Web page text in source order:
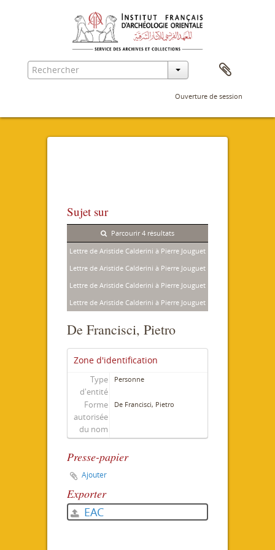
Ouverture de session
Sujet sur
Parcourir 4 résultats
Lettre de Aristide Calderini à Pierre Jouguet
Lettre de Aristide Calderini à Pierre Jouguet
Lettre de Aristide Calderini à Pierre Jouguet
Lettre de Aristide Calderini à Pierre Jouguet
De Francisci, Pietro
Zone d'identification
Type
d'entité
Personne
Forme
autorisée
du nom
De Francisci, Pietro
Presse-papier
Ajouter
Exporter
EAC